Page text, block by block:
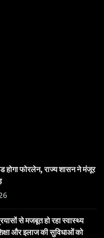
होगा फोरलेन, राज्य शासन ने मंजूर
से मजबूत हो रहा स्वास्थ्य
और इलाज की सुविधाओं को